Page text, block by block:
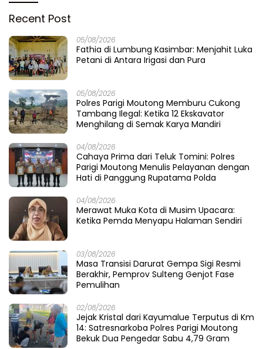
Recent Post
05/08/2026
Fathia di Lumbung Kasimbar: Menjahit Luka
Petani di Antara Irigasi dan Pura
05/08/2026
Polres Parigi Moutong Memburu Cukong
Tambang Ilegal: Ketika 12 Ekskavator
Menghilang di Semak Karya Mandiri
04/08/2026
Cahaya Prima dari Teluk Tomini: Polres
Parigi Moutong Menulis Pelayanan dengan
Hati di Panggung Rupatama Polda
04/08/2026
Merawat Muka Kota di Musim Upacara:
Ketika Pemda Menyapu Halaman Sendiri
03/08/2026
Masa Transisi Darurat Gempa Sigi Resmi
Berakhir, Pemprov Sulteng Genjot Fase
Pemulihan
02/08/2026
Jejak Kristal dari Kayumalue Terputus di Km
14: Satresnarkoba Polres Parigi Moutong
Bekuk Dua Pengedar Sabu 4,79 Gram